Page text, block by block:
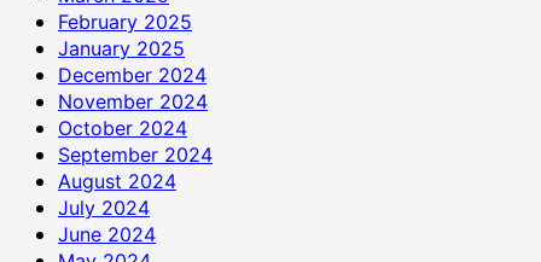
February 2025
January 2025
December 2024
November 2024
October 2024
September 2024
August 2024
July 2024
June 2024